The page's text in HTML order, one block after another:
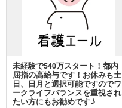
未経験で540万スタート！都内
屈指の高給与です！お休みも土
日、日月と選択可能ですのでワ
ークライフバランスを重視され
たい方にもお勧めです♪